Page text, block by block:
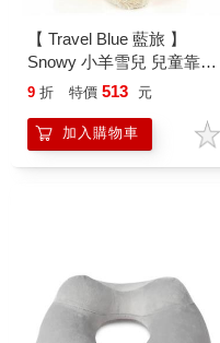
【 Travel Blue 藍旅 】
Snowy 小羊雪兒 兒童靠
枕/抱枕 TB290
9 折 特價 513 元
加入購物車